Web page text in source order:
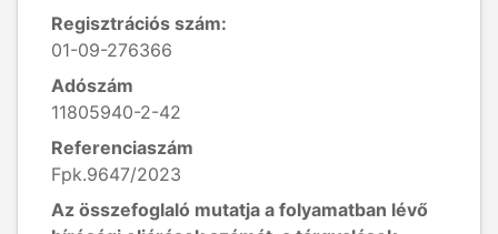
Regisztrációs szám:
01-09-276366
Adószám
11805940-2-42
Referenciaszám
Fpk.9647/2023
Az összefoglaló mutatja a folyamatban lévő